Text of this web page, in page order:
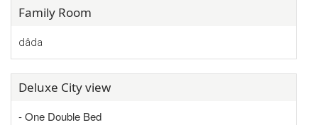
Family Room
dâda
Deluxe City view
- One Double Bed